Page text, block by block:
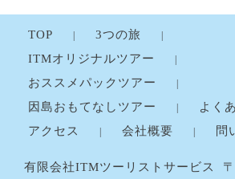
TOP
3つの旅
ITMオリジナルツアー
おススメパックツアー
因島おもてなしツアー
よく
アクセス
会社概要 問
有限会社ITMツーリストサービス